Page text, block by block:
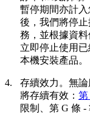
暫停期間亦計
後，我們將停
務，並根據資
立即停止使用
本機安裝產品。
4. 存續效力。 無
將存續有效： 第
限制、第 G 條